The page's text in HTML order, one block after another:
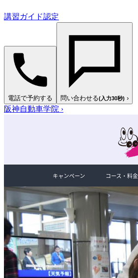
講習ガイド認定
電話で予約する 問い合わせる(入力30秒) ›
阪神自動車学院 ›